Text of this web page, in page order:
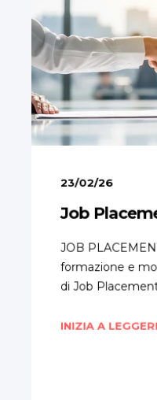
23/02/26
Job
JOB
formazione e
di Job
INIZIA A